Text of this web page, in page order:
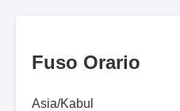
Fuso Orario
Asia/Kabul